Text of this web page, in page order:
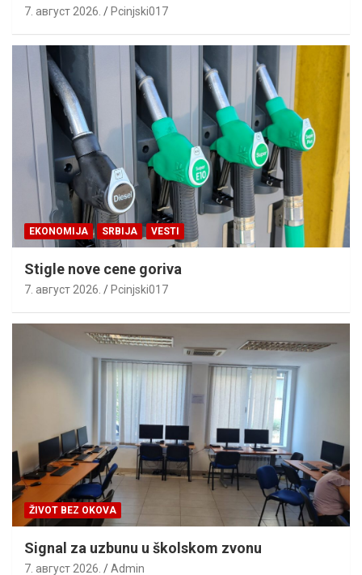
7. август 2026. Pcinjski017
EKONOMIJA SRBIJA VESTI
Stigle nove cene goriva
7. август 2026. Pcinjski017
ŽIVOT BEZ OKOVA
Signal za uzbunu u školskom zvonu
7. август 2026. Admin